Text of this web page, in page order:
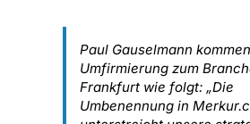
Paul Gauselmann
Umfirmierung zum
Frankfurt wie folgt: „Die
Umbenennung in